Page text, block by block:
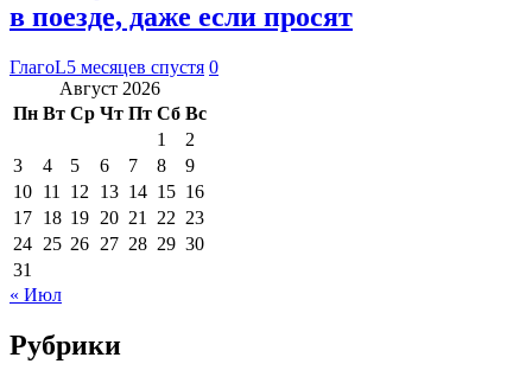
в поезде, даже если просят
ГлагоL5 месяцев спустя 0
Август 2026
Пн Вт Ср Чт Пт Сб Вс
1
2
3
4 5 6 7 8
9
10 11 12 13 14 15 16
17 18 19 20 21 22 23
24 25 26 27 28 29 30
31
« Июл
Рубрики